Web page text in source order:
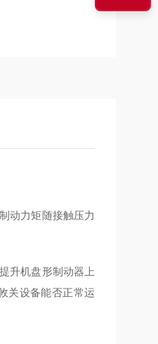
动力矩随接触压力
升机盘形制动器上
关设备能否正常运